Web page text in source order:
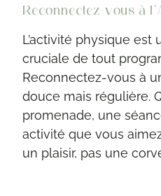
Reconnectez-vous à
L’activité physique est
cruciale de tout
Reconnectez-vous à
douce mais régulière.
promenade, une
activité que vous
un plaisir, pas une